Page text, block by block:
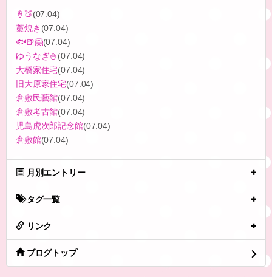
‪🍦‬🍑(07.04)
藁焼き (07.04)
🐟🍺🤗(07.04)
ゆうなぎ🍚(07.04)
大橋家住宅(07.04)
旧大原家住宅(07.04)
倉敷民藝館(07.04)
倉敷考古館(07.04)
児島虎次郎記念館(07.04)
倉敷館(07.04)
月別エントリー
タグ一覧
リンク
ブログトップ